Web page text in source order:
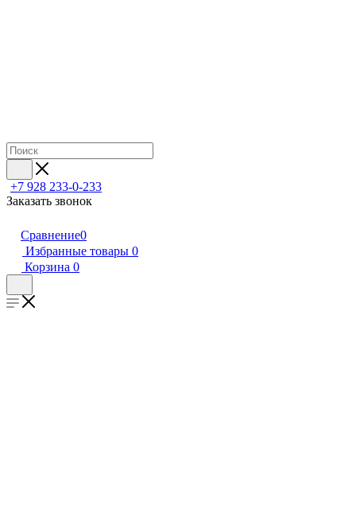
+7 928 233-0-233
Заказать звонок
Сравнение0
Избранные товары 0
Корзина 0